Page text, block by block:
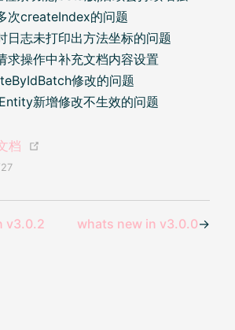
次createIndex的问题
日志未打印出方法坐标的问题
求操作中补充文档内容设置
修改的问题
新增修改不生效的问题
档
v3.0.2 whats new in v3.0.0→